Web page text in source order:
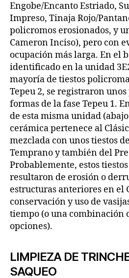
Engobe/Encanto Estriado,
Impreso, Tinaja Rojo/
policromos erosionados, y
Cameron Inciso), pero con
ocupación más larga. En el
identificado en la unidad
mayoría de tiestos
Tepeu 2, se registraron
formas de la fase Tepeu 1.
de esta misma unidad
cerámica pertenece al
mezclada con unos tiestos
Temprano y también del
Probablemente, estos
resultaron de erosión o
estructuras anteriores en el
conservación y uso de
tiempo (o una combinación
opciones).
LIMPIEZA DE
SAQUEO